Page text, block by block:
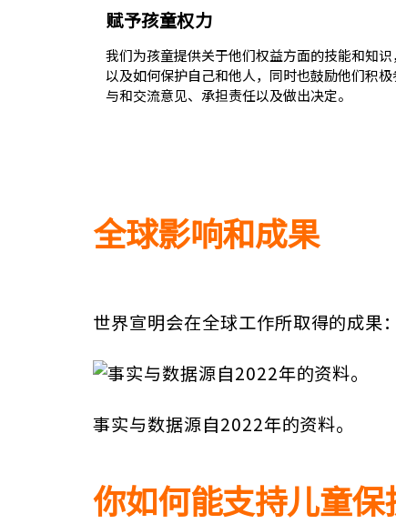
赋予孩童权力
我们为孩童提供关于他们权益方面的技能和知识，
以及如何保护自己和他人，同时也鼓励他们积极
与和交流意见、承担责任以及做出决定。
全球影响和成果
世界宣明会在全球工作所取得的成果：
事实与数据源自2022年的资料。
你如何能支持儿童保